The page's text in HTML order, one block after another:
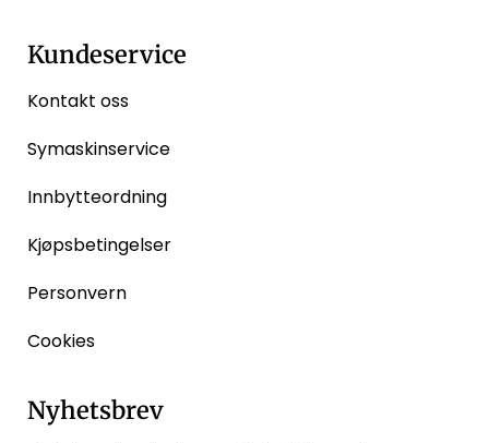
Kundeservice
Kontakt oss
Symaskinservice
Innbytteordning
Kjøpsbetingelser
Personvern
Cookies
Nyhetsbrev